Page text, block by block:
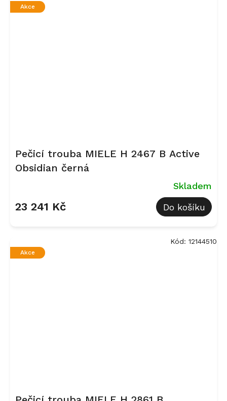
Akce
Pečicí trouba MIELE H 2467 B Active
Obsidian černá
Skladem
23 241 Kč Do košíku
Akce
Kód: 12144510